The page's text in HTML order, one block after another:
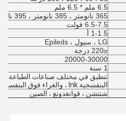
6.5 ملم * 6.5 ملم
365 نانومتر ، 385 نانومتر ، 395 نانومتر ، 405 نانومتر
6.5-7.5 فولت
1-1.5 أ
LG ، سيول ، Epileds
≤220 درجة
20000-30000
1 سنة
البنفسجية lnk ، والغراء فوق البنفسجي.
شنتشن ، قوانغدونغ ، الصين